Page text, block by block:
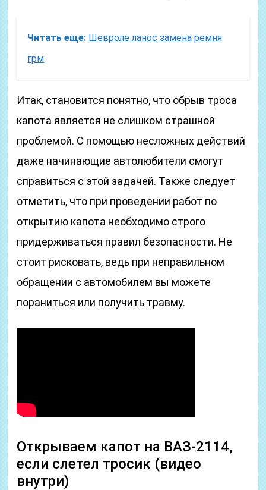
Читать еще: Шевроле ланос замена ремня
грм
Итак, становится понятно, что обрыв троса
капота является не слишком страшной
проблемой. С помощью несложных действий
даже начинающие автолюбители смогут
справиться с этой задачей. Также следует
отметить, что при проведении работ по
открытию капота необходимо строго
придерживаться правил безопасности. Не
стоит рисковать, ведь при неправильном
обращении с автомобилем вы можете
пораниться или получить травму.
Открываем капот на ВАЗ-2114,
если слетел тросик (видео
внутри)